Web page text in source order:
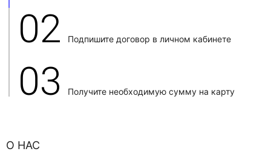
02 Подпишите договор в личном кабинете
03 Получите необходимую сумму на карту
О НАС